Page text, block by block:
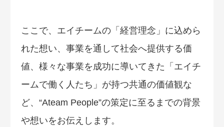
ここで、エイチームの「経営理念」に込めら
れた想い、事業を通して社会へ提供する価
値、様々な事業を成功に導いてきた「エイチ
ームで働く人たち」が持つ共通の価値観な
ど、“Ateam People”の策定に至るまでの背景
や想いをお伝えします。